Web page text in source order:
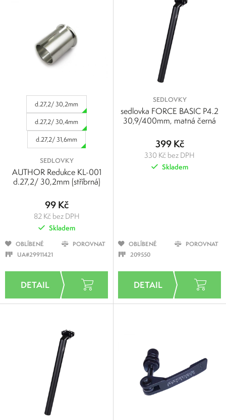
d.27,2/ 30,2mm
d.27,2/ 30,4mm
d.27,2/ 31,6mm
SEDLOVKY
AUTHOR Redukce KL-001
d.27,2/ 30,2mm (stříbrná)
99 Kč
82 Kč bez DPH
Skladem
OBLÍBENÉ
POROVNAT
UA#29911421
SEDLOVKY
sedlovka FORCE BASIC P4.2
30,9/400mm, matná černá
399 Kč
330 Kč bez DPH
Skladem
OBLÍBENÉ
POROVNAT
209550